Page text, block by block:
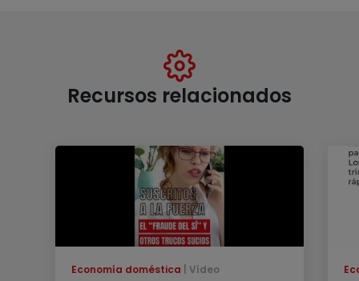
Recursos relacionados
Economía doméstica Vídeo